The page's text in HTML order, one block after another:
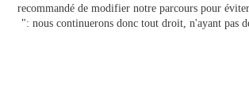
recommandé de modifier notre parcours pour
": nous continuerons donc tout droit, n'ayant pas